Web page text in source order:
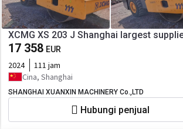
XCMG XS 203 J Shanghai largest
17 358 EUR
2024
111 jam
Cina, Shanghai
SHANGHAI XUANXIN MACHINERY Co.,LTD
Hubungi penjual